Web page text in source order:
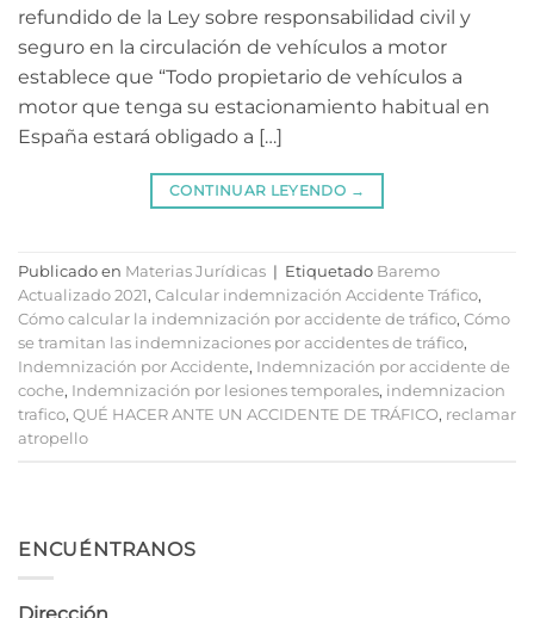
refundido de la Ley sobre responsabilidad civil y
seguro en la circulación de vehículos a motor
establece que “Todo propietario de vehículos a
motor que tenga su estacionamiento habitual en
España estará obligado a […]
CONTINUAR LEYENDO →
Publicado en Materias Jurídicas | Etiquetado Baremo
Actualizado 2021 , Calcular indemnización Accidente Tráfico,
Cómo calcular la indemnización por accidente de tráfico, Cómo
se tramitan las indemnizaciones por accidentes de tráfico,
Indemnización por Accidente, Indemnización por accidente de
coche, Indemnización por lesiones temporales, indemnizacion
trafico, QUÉ HACER ANTE UN ACCIDENTE DE TRÁFICO, reclamar
atropello
ENCUÉNTRANOS